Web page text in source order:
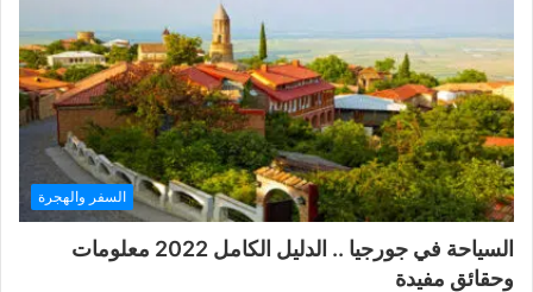
ر
ب
ا
ل
ت
ت
ا
ا
ل
السفر والهجرة
السياحة في جورجيا .. الدليل الكامل 2022 معلومات
وحقائق مفيدة